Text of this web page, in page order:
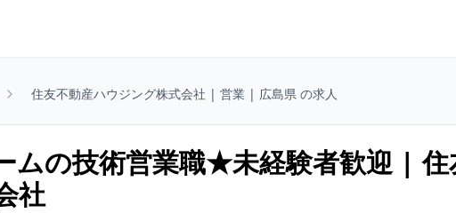
住友不動産ハウジング株式会社 | 営業 | 広島県 の求人
ムの技術営業職★未経験者歓迎 |
社